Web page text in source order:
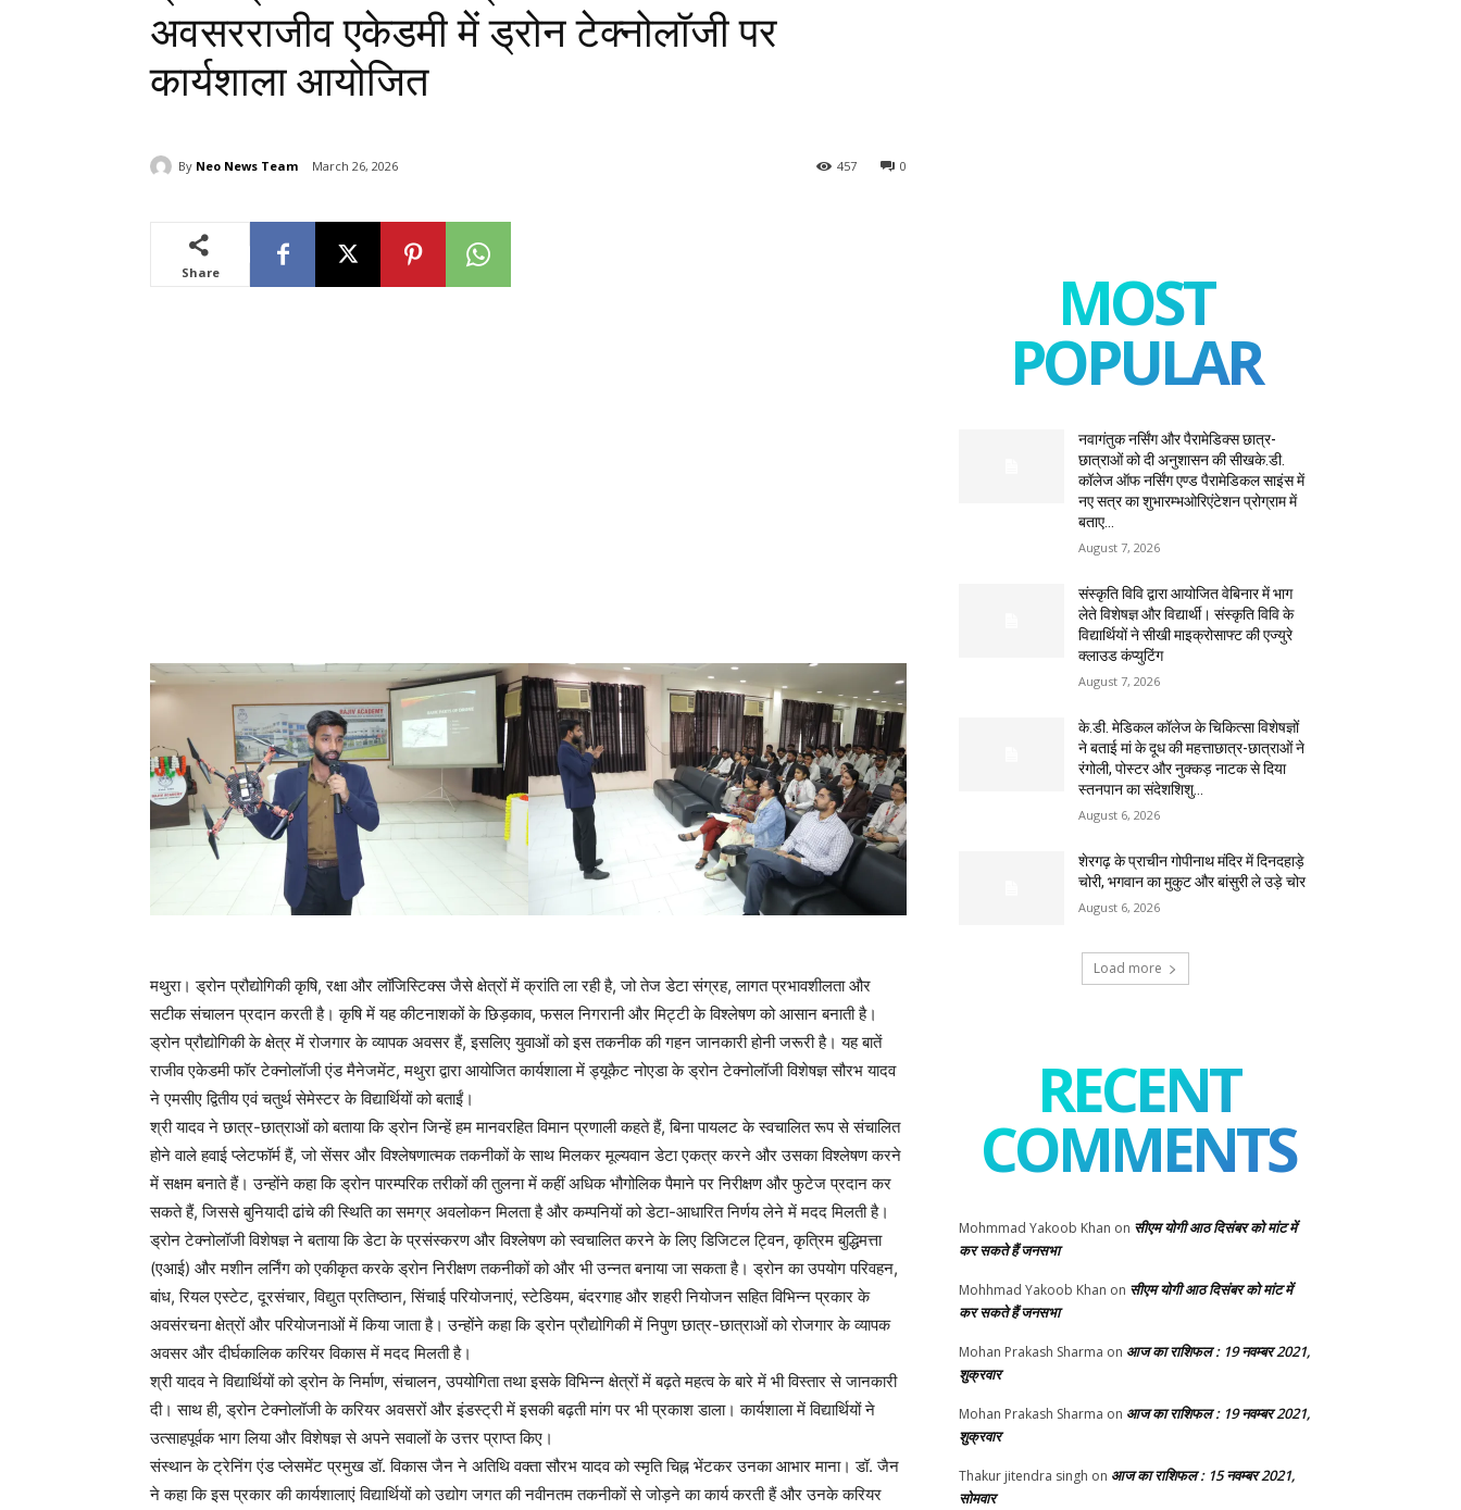
अवसरराजीव एकेडमी में ड्रोन टेक्नोलॉजी पर
कार्यशाला आयोजित
By Neo News Team March 26, 2026 0
457
Share
मथुरा। ड्रोन प्रौद्योगिकी कृषि, रक्षा और लॉजिस्टिक्स जैसे क्षेत्रों में क्रांति ला रही है, जो तेज डेटा संग्रह, लागत प्रभावशीलता और
सटीक संचालन प्रदान करती है। कृषि में यह कीटनाशकों के छिड़काव, फसल निगरानी और मिट्टी के विश्लेषण को आसान बनाती है।
ड्रोन प्रौद्योगिकी के क्षेत्र में रोजगार के व्यापक अवसर हैं, इसलिए युवाओं को इस तकनीक की गहन जानकारी होनी जरूरी है। यह बातें
राजीव एकेडमी फॉर टेक्नोलॉजी एंड मैनेजमेंट, मथुरा द्वारा आयोजित कार्यशाला में ड्यूकैट नोएडा के ड्रोन टेक्नोलॉजी विशेषज्ञ सौरभ यादव
ने एमसीए द्वितीय एवं चतुर्थ सेमेस्टर के विद्यार्थियों को बताईं।
श्री यादव ने छात्र-छात्राओं को बताया कि ड्रोन जिन्हें हम मानवरहित विमान प्रणाली कहते हैं, बिना पायलट के स्वचालित रूप से संचालित
होने वाले हवाई प्लेटफॉर्म हैं, जो सेंसर और विश्लेषणात्मक तकनीकों के साथ मिलकर मूल्यवान डेटा एकत्र करने और उसका विश्लेषण करने
में सक्षम बनाते हैं। उन्होंने कहा कि ड्रोन पारम्परिक तरीकों की तुलना में कहीं अधिक भौगोलिक पैमाने पर निरीक्षण और फुटेज प्रदान कर
सकते हैं, जिससे बुनियादी ढांचे की स्थिति का समग्र अवलोकन मिलता है और कम्पनियों को डेटा-आधारित निर्णय लेने में मदद मिलती है।
ड्रोन टेक्नोलॉजी विशेषज्ञ ने बताया कि डेटा के प्रसंस्करण और विश्लेषण को स्वचालित करने के लिए डिजिटल ट्विन, कृत्रिम बुद्धिमत्ता
(एआई) और मशीन लर्निंग को एकीकृत करके ड्रोन निरीक्षण तकनीकों को और भी उन्नत बनाया जा सकता है। ड्रोन का उपयोग परिवहन,
बांध, रियल एस्टेट, दूरसंचार, विद्युत प्रतिष्ठान, सिंचाई परियोजनाएं, स्टेडियम, बंदरगाह और शहरी नियोजन सहित विभिन्न प्रकार के
अवसंरचना क्षेत्रों और परियोजनाओं में किया जाता है। उन्होंने कहा कि ड्रोन प्रौद्योगिकी में निपुण छात्र-छात्राओं को रोजगार के व्यापक
अवसर और दीर्घकालिक करियर विकास में मदद मिलती है।
श्री यादव ने विद्यार्थियों को ड्रोन के निर्माण, संचालन, उपयोगिता तथा इसके विभिन्न क्षेत्रों में बढ़ते महत्व के बारे में भी विस्तार से जानकारी
दी। साथ ही, ड्रोन टेक्नोलॉजी के करियर अवसरों और इंडस्ट्री में इसकी बढ़ती मांग पर भी प्रकाश डाला। कार्यशाला में विद्यार्थियों ने
उत्साहपूर्वक भाग लिया और विशेषज्ञ से अपने सवालों के उत्तर प्राप्त किए।
संस्थान के ट्रेनिंग एंड प्लेसमेंट प्रमुख डॉ. विकास जैन ने अतिथि वक्ता सौरभ यादव को स्मृति चिह्न भेंटकर उनका आभार माना। डॉ. जैन
ने कहा कि इस प्रकार की कार्यशालाएं विद्यार्थियों को उद्योग जगत की नवीनतम तकनीकों से जोड़ने का कार्य करती हैं और उनके करियर
MOST
POPULAR
नवागंतुक नर्सिंग और पैरामेडिक्स छात्र-
छात्राओं को दी अनुशासन की सीखके.डी.
कॉलेज ऑफ नर्सिंग एण्ड पैरामेडिकल साइंस में
नए सत्र का शुभारम्भओरिएंटेशन प्रोग्राम में
बताए...
August 7, 2026
संस्कृति विवि द्वारा आयोजित वेबिनार में भाग
लेते विशेषज्ञ और विद्यार्थी। संस्कृति विवि के
विद्यार्थियों ने सीखी माइक्रोसाफ्ट की एज्युरे
क्लाउड कंप्युटिंग
August 7, 2026
के.डी. मेडिकल कॉलेज के चिकित्सा विशेषज्ञों
ने बताई मां के दूध की महत्ताछात्र-छात्राओं ने
रंगोली, पोस्टर और नुक्कड़ नाटक से दिया
स्तनपान का संदेशशिशु...
August 6, 2026
शेरगढ़ के प्राचीन गोपीनाथ मंदिर में दिनदहाड़े
चोरी, भगवान का मुकुट और बांसुरी ले उड़े चोर
August 6, 2026
Load more
RECENT
COMMENTS
Mohmmad Yakoob Khan on सीएम योगी आठ दिसंबर को मांट में
कर सकते हैं जनसभा
Mohhmad Yakoob Khan on सीएम योगी आठ दिसंबर को मांट में
कर सकते हैं जनसभा
Mohan Prakash Sharma on आज का राशिफल : 19 नवम्बर 2021,
शुक्रवार
Mohan Prakash Sharma on आज का राशिफल : 19 नवम्बर 2021,
शुक्रवार
Thakur jitendra singh on आज का राशिफल : 15 नवम्बर 2021,
सोमवार